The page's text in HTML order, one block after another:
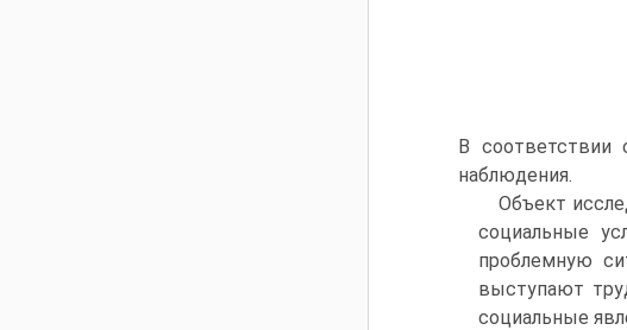
В соответствии
наблюдения.
Объект
социальные
проблемную
выступают
социальные